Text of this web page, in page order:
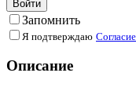
Войти
Запомнить
Я подтверждаю
Описание